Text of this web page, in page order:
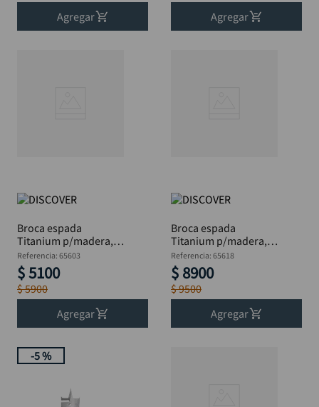
Agregar
Agregar
Broca espada
Titanium p/madera,
DISCOVER Blis 3/8"
Referencia: 65603
$5100
$5900
Agregar
Broca espada
Titanium p/madera,
DISCOVER Blis 1.1/2"
Referencia: 65618
$ 8900
$9500
Agregar
-5 %